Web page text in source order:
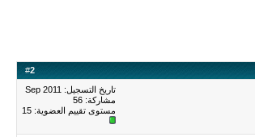
#2
تاريخ التسجيل: Sep 2011
مشاركة: 56
مستوى تقييم العضوية: 15